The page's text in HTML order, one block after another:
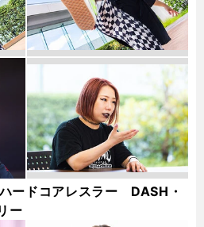
ードコアレスラー DASH・
ー